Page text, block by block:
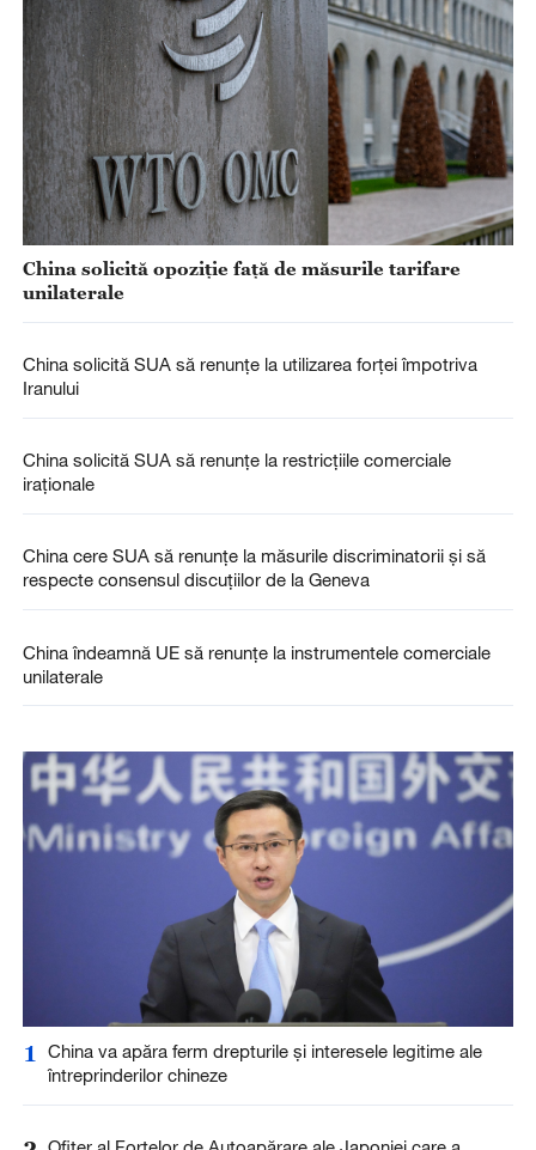
China solicită opoziție față de măsurile tarifare
unilaterale
China solicită SUA să renunțe la utilizarea forței împotriva
Iranului
China solicită SUA să renunțe la restricțiile comerciale
iraționale
China cere SUA să renunțe la măsurile discriminatorii și să
respecte consensul discuțiilor de la Geneva
China îndeamnă UE să renunțe la instrumentele comerciale
unilaterale
1
China va apăra ferm drepturile și interesele legitime ale
întreprinderilor chineze